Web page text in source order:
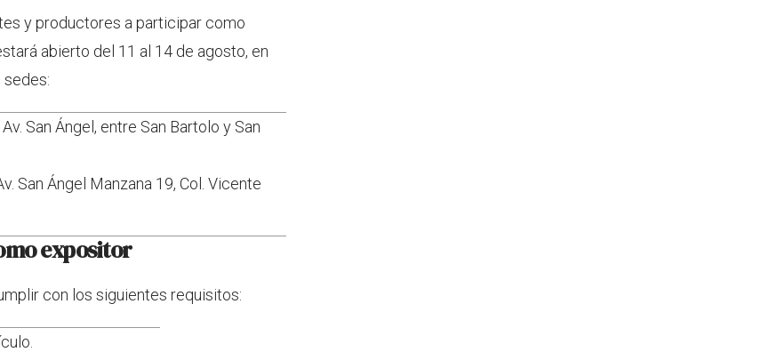
y productores a participar como
abierto del 11 al 14 de agosto, en
sedes:
San Ángel, entre San Bartolo y San
San Ángel Manzana 19, Col. Vicente
expositor
con los siguientes requisitos: